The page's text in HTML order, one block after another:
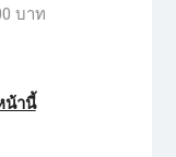
บาท
น้านี้